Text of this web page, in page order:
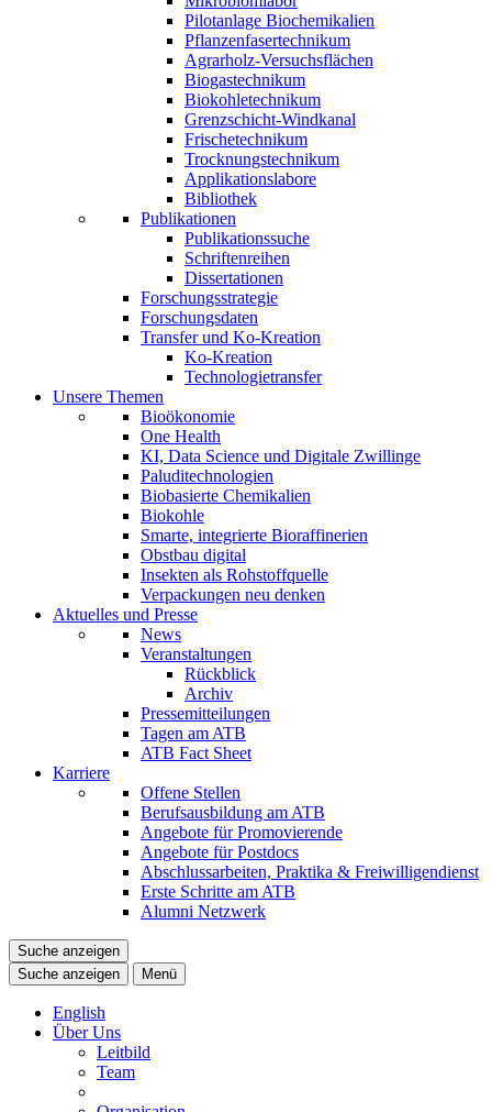
Pilotanlage Biochemikalien
Pflanzenfasertechnikum
Agrarholz-Versuchsflächen
Biogastechnikum
Biokohletechnikum
Grenzschicht-Windkanal
Frischetechnikum
Trocknungstechnikum
Applikationslabore
Bibliothek
Publikationen
Publikationssuche
Schriftenreihen
Dissertationen
Forschungsstrategie
Forschungsdaten
Transfer und Ko-Kreation
Ko-Kreation
Technologietransfer
Unsere Themen
Bioökonomie
One Health
KI, Data Science und Digitale Zwillinge
Paluditechnologien
Biobasierte Chemikalien
Biokohle
Smarte, integrierte Bioraffinerien
Obstbau digital
Insekten als Rohstoffquelle
Verpackungen neu denken
Aktuelles und Presse
News
Veranstaltungen
Rückblick
Archiv
Pressemitteilungen
Tagen am ATB
ATB Fact Sheet
Karriere
Offene Stellen
Berufsausbildung am ATB
Angebote für Promovierende
Angebote für Postdocs
Abschlussarbeiten, Praktika & Freiwilligendienst
Erste Schritte am ATB
Alumni Netzwerk
Suche anzeigen
Suche anzeigen
Menü
English
Über Uns
Leitbild
Team